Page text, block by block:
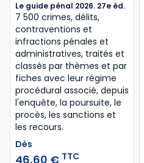
Le guide pénal 2026. 27e éd.
7 500 crimes, délits,
contraventions et
infractions pénales et
administratives, traités et
classés par thèmes et par
fiches avec leur régime
procédural associé, depuis
l'enquête, la poursuite, le
procès, les sanctions et
les recours.
Dès
46,60 € TTC